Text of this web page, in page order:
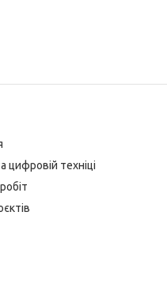
цифровій техніці